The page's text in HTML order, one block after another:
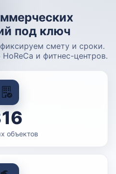
под ключ
смету и сроки.
и фитнес-центров.
объектов